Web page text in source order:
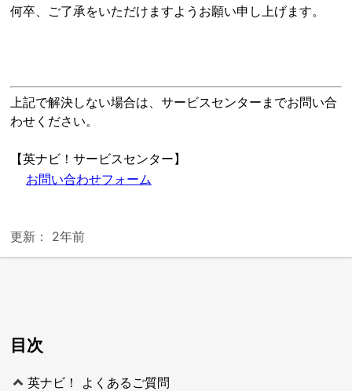
何卒、ご了承をいただけますようお願い申し上げます。
上記で解決しない場合は、サービスセンターまでお問い合
わせください。
【英ナビ！サービスセンター】
お問い合わせフォーム
更新： 2年前
目次
英ナビ！ よくあるご質問